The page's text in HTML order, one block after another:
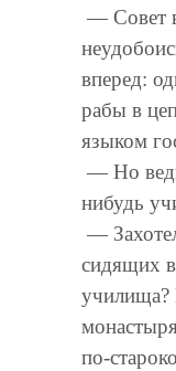
— Совет
вперед:
рабы в
языком
— Но
нибудь
—
сидящих
по-